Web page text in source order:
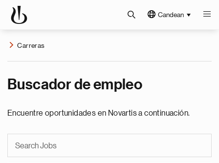
Candean
Carreras
Buscador de empleo
Encuentre oportunidades en Novartis a continuación.